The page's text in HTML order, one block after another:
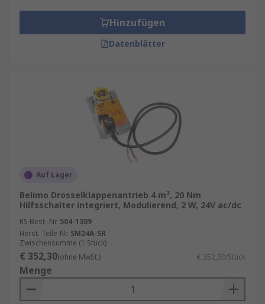
Hinzufügen
Datenblätter
Auf Lager
Belimo Drosselklappenantrieb 4 m², 20 Nm
Hilfsschalter integriert, Modulierend, 2 W, 24V ac/dc
RS Best.-Nr. 504-1309
Herst. Teile-Nr. SM24A-SR
Zwischensumme (1 Stück)
€ 352,30(ohne MwSt.) € 352,30/Stück
Menge